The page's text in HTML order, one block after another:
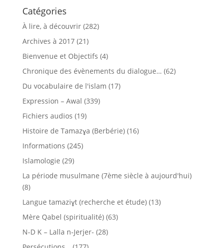
Catégories
À lire, à découvrir(282)
Archives à 2017(21)
Bienvenue et Objectifs (4)
Chronique des évènements du dialogue… (62)
Du vocabulaire de l'islam (17)
Expression – Awal (339)
Fichiers audios (19)
Histoire de Tamazɣa (Berbérie)(16)
Informations (245)
Islamologie (29)
La période musulmane (7ème siècle à aujourd'hui)
(8)
Langue tamaziɣt (recherche et étude)(13)
Mère Qabel (spiritualité)(63)
N-D K – Lalla n-Jerjer- (28)